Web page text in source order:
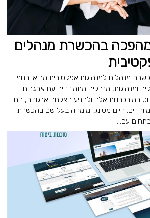
מהפכה בהכשרת מנהלים
מנהלים למנהיגות אפקטיבית מבוא: בנוף
ומנהיגות, מנהלים מתמודדים עם אתגרים
במורכבויות אלה ולהניע הצלחה ארגונית, הם
חיים מסינג, מומחה בעל שם בהכשרת
עם...